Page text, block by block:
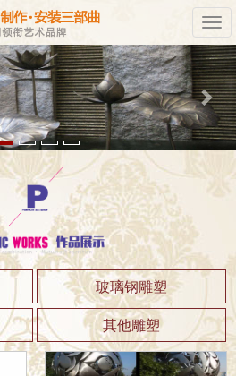
玻璃钢雕塑
其他雕塑